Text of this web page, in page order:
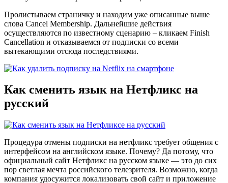
Пролистываем страничку и находим уже описанные выше
слова Cancel Membership. Дальнейшие действия
осуществляются по известному сценарию – кликаем Finish
Cancellation и отказываемся от подписки со всеми
вытекающими отсюда последствиями.
Как сменить язык на Нетфликс на
русский
Процедура отмены подписки на нетфликс требует общения с
интерфейсом на английском языке. Почему? Да потому, что
официальный сайт Нетфликс на русском языке — это до сих
пор светлая мечта российского телезрителя. Возможно, когда
компания удосужится локализовать свой сайт и приложение